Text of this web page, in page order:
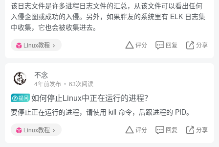
该日志文件是许多进程日志文件的汇总，从该文件可以看出任何
入侵企图或成功的入侵。另外，如果胖友的系统里有 ELK 日志集
中收集，它也会被收集进去。
Linux教程 评分 回复 分享
不念
4年前发布 63次阅读
提问 如何停止Linux中正在运行的进程？
要停止正在运行的进程，请使用 kill 命令，后跟进程的 PID。
Linux教程 评分 回复 分享